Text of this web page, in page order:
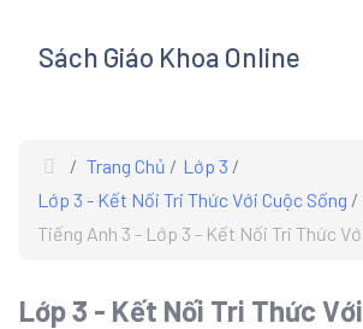
Sách Giáo Khoa Online
Trang Chủ
Lớp 3
Lớp 3 - Kết Nối Tri Thức Với Cuộc Sống
Tiếng Anh 3 - Lớp 3 - Kết Nối Tri Thức
Lớp 3 - Kết Nối Tri Thức